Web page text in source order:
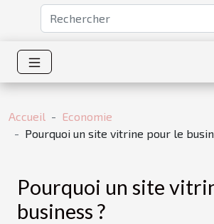
Accueil
Economie
Pourquoi un site vitrine pour le
Pourquoi un site
business ?